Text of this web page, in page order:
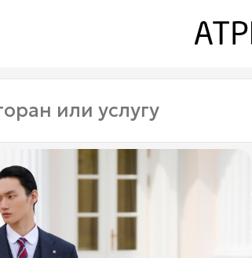
О торговом центре
Контакты
Ваканcии
Заявка на аренду
Рекламные услуги
Контакты